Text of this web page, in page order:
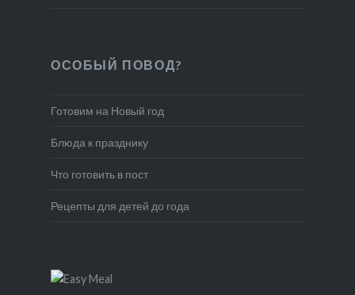
ОСОБЫЙ ПОВОД?
Готовим на Новый год
Блюда к празднику
Что готовить в пост
Рецепты для детей до года